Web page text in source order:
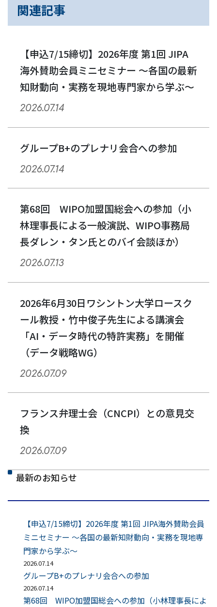
ゲ
関連記事
【申込7/15締切】2026年度 第1回 JIPA
海外賛助会員ミニセミナー ～各国の最新
知財動向・実務を現地専門家から学ぶ～
2026.07.14
グループB+のプレナリ会合への参加
2026.07.14
第68回 WIPO加盟国総会への参加（小
林理事長による一般演説、WIPO事務局
長ダレン・タン氏とのバイ会談ほか）
2026.07.13
2026年6月30日ワシントン大学ロースク
ール教授・竹中俊子先生による講演会
「AI・データ時代の特許実務」を開催
（データ戦略WG）
2026.07.09
フランス弁理士会（CNCPI）との意見交
換
2026.07.09
最新のお知らせ
【申込7/15締切】2026年度 第1回 JIPA海外賛助会員
ミニセミナー ～各国の最新知財動向・実務を現地専
門家から学ぶ～
2026.07.14
グループB+のプレナリ会合への参加
2026.07.14
第68回 WIPO加盟国総会への参加（小林理事長によ